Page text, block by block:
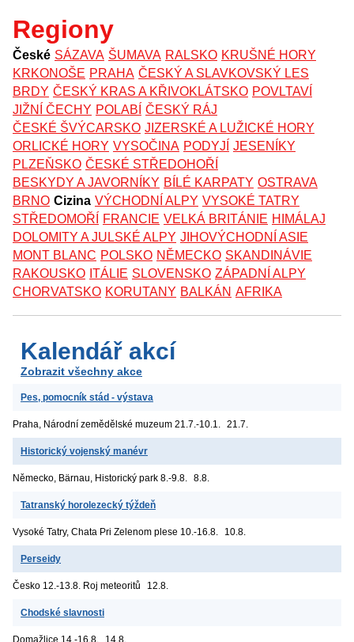
Regiony
České SÁZAVA ŠUMAVA RALSKO KRUŠNÉ HORY
KRKONOŠE PRAHA ČESKÝ A SLAVKOVSKÝ LES
BRDY ČESKÝ KRAS A KŘIVOKLÁTSKO POVLTAVÍ
JIŽNÍ ČECHY POLABÍ ČESKÝ RÁJ
ČESKÉ ŠVÝCARSKO JIZERSKÉ A LUŽICKÉ HORY
ORLICKÉ HORY VYSOČINA PODYJÍ JESENÍKY
PLZEŇSKO ČESKÉ STŘEDOHOŘÍ
BESKYDY A JAVORNÍKY BÍLÉ KARPATY OSTRAVA
BRNO Cizina VÝCHODNÍ ALPY VYSOKÉ TATRY
STŘEDOMOŘÍ
FRANCIE VELKÁ BRITÁNIE HIMÁLAJ
DOLOMITY A JULSKÉ ALPY JIHOVÝCHODNÍ ASIE
MONT BLANC POLSKO NĚMECKO SKANDINÁVIE
RAKOUSKO ITÁLIE SLOVENSKO ZÁPADNÍ ALPY
CHORVATSKO KORUTANY BALKÁN AFRIKA
Kalendář akcí
Zobrazit všechny akce
Pes, pomocník stád - výstava
Praha, Národní zemědělské muzeum 21.7.-10.1. 21.7.
Historický vojenský manévr
Německo, Bärnau, Historický park 8.-9.8. 8.8.
Tatranský horolezecký týždeň
Vysoké Tatry, Chata Pri Zelenom plese 10.-16.8. 10.8.
Perseidy
Česko 12.-13.8. Roj meteoritů 12.8.
Chodské slavnosti